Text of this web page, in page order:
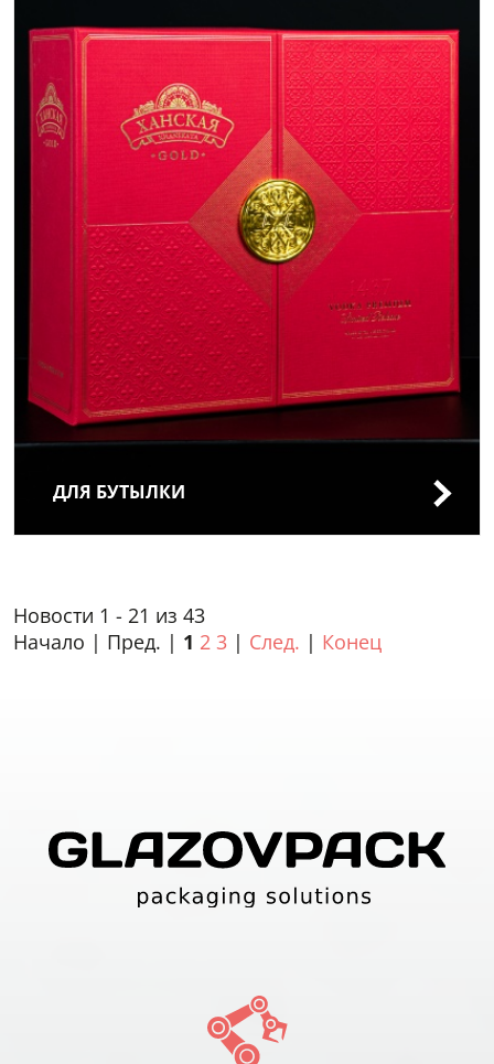
ДЛЯ БУТЫЛКИ
Новости 1 - 21 из 43
Начало | Пред. | 1 2 3 | След. | Конец